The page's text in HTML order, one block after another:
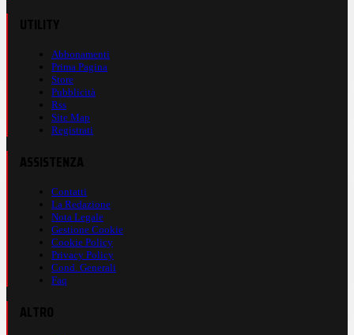
Abbonamenti
Prima Pagina
Store
Pubblicità
Rss
Site Map
Registrati
Contatti
La Redazione
Nota Legale
Gestione Cookie
Cookie Policy
Privacy Policy
Cond. Generali
Faq